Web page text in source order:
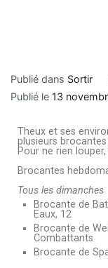
Publié dans Sortir
Publié le 13
Theux et ses
plusieurs
Pour ne rien
Brocantes
Tous les dimanches
Brocante de
Eaux, 12
Brocante de
Combattants
Brocante de